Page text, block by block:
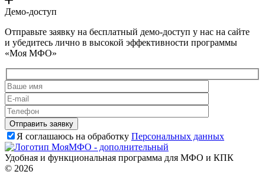
Демо-доступ
Отправьте заявку на бесплатный демо-доступ у нас на сайте
и убедитесь лично в высокой эффективности программы
«Моя МФО»
Я соглашаюсь на обработку Персональных данных
Удобная и функциональная программа для МФО и КПК
© 2026